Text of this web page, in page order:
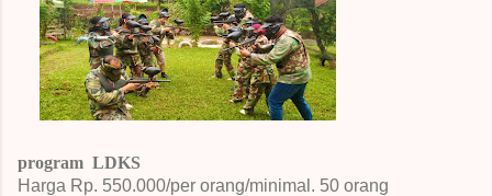
program LDKS
Harga Rp. 550.000/per orang/minimal. 50 orang